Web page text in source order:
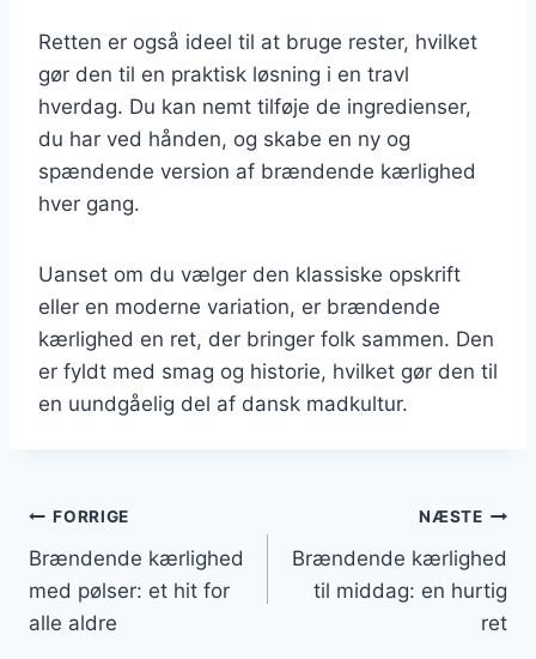
Retten er også ideel til at bruge rester, hvilket
gør den til en praktisk løsning i en travl
hverdag. Du kan nemt tilføje de ingredienser,
du har ved hånden, og skabe en ny og
spændende version af brændende kærlighed
hver gang.
Uanset om du vælger den klassiske opskrift
eller en moderne variation, er brændende
kærlighed en ret, der bringer folk sammen. Den
er fyldt med smag og historie, hvilket gør den til
en uundgåelig del af dansk madkultur.
Indlægsnavigation
FORRIGE
Brændende kærlighed
med pølser: et hit for
alle aldre
NÆSTE
Brændende kærlighed
til middag: en hurtig
ret